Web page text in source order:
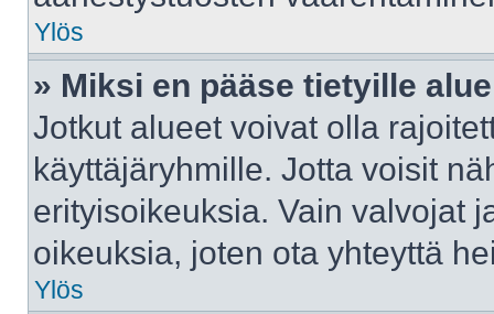
Ylös
» Miksi en pääse tietyille
Jotkut alueet voivat olla
käyttäjäryhmille. Jotta voisit
erityisoikeuksia. Vain valvojat
oikeuksia, joten ota yhteyttä
Ylös